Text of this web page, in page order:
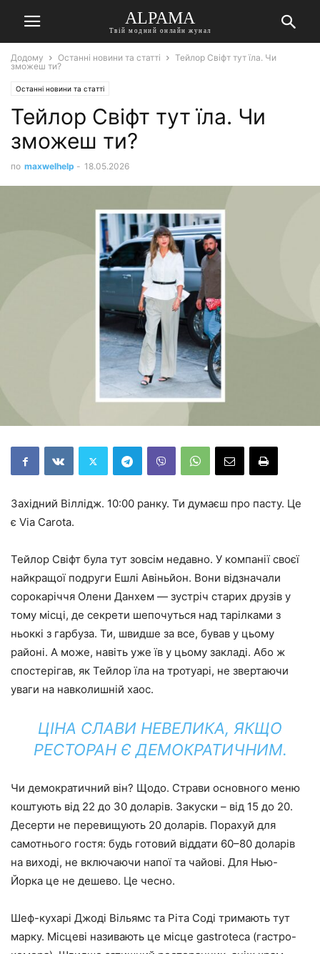
ALPAMA
Твій модний онлайн жунал
Додому Останні новини та статті
Тейлор Свіфт тут їла. Чи
зможеш ти?
Останні новини та статті
Тейлор Свіфт тут їла. Чи
зможеш ти?
по maxwelhelp - 18.05.2026
Західний Віллідж. 10:00 ранку. Ти думаєш про пасту. Це
є Via Carota.
Тейлор Свіфт була тут зовсім недавно. У компанії своєї
найкращої подруги Ешлі Авіньйон. Вони відзначали
сорокаріччя Олени Данхем — зустріч старих друзів у
тому місці, де секрети шепочуться над тарілками з
ньоккі з гарбуза. Ти, швидше за все, бував у цьому
районі. А може, навіть уже їв у цьому закладі. Або ж
спостерігав, як Тейлор їла на тротуарі, не звертаючи
уваги на навколишній хаос.
ЦІНА СЛАВИ НЕВЕЛИКА, ЯКЩО
РЕСТОРАН Є ДЕМОКРАТИЧНИМ.
Чи демократичний він? Щодо. Страви основного меню
коштують від 22 до 30 доларів. Закуски – від 15 до 20.
Десерти не перевищують 20 доларів. Порахуй для
самотнього гостя: будь готовий віддати 60–80 доларів
на виході, не включаючи напої та чайові. Для Нью-
Йорка це не дешево. Це чесно.
Шеф-кухарі Джоді Вільямс та Ріта Соді тримають тут
марку. Місцеві називають це місце gastroteca (гастро-